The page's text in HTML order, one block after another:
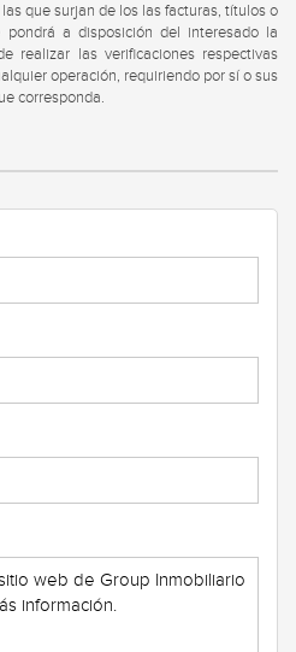
que surjan de los las facturas, títulos o
a disposición del interesado la
realizar las verificaciones respectivas
operación, requiriendo por sí o sus
corresponda.